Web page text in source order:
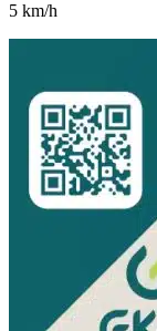
5 km/h